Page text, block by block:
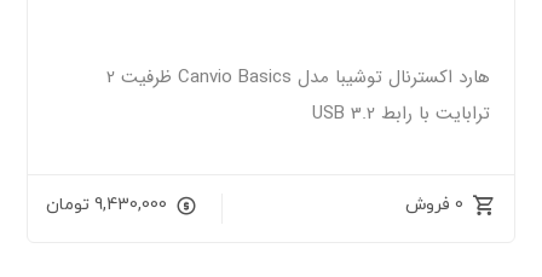
هارد اکسترنال توشیبا مدل Canvio Basics ظرفیت 2
ترابایت با رابط USB 3.2
0 فروش 9,430,000 تومان